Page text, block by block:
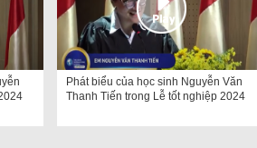
Phát biểu của học sinh Nguyễn Văn
Thanh Tiến trong Lễ tốt nghiệp 2024